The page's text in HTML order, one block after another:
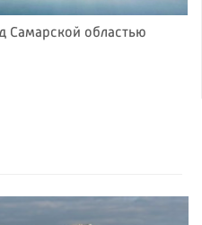
Самарской областью